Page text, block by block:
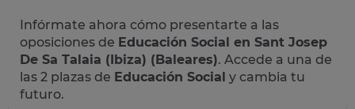
Infórmate ahora cómo presentarte a las
oposiciones de Educación Social en Sant Josep
De Sa Talaia (Ibiza) (Baleares). Accede a una de
las 2 plazas de Educación Social y cambia tu
futuro.